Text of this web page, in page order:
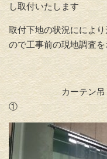
し取付いたします
取付下地の状況にによ
ので工事前の現地調査
カーテン吊り
① カーテ